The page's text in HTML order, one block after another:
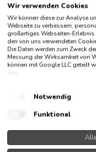
Capillar-Trap.
Höchste
1.200 mm
stoppt die
eingestellten
optimalen Abstand
Kraftentfaltung.
Blendfreie,
mit einstellbarer
Kelvin.
Farbtemperatur des
Automatische
Wir verwenden Cookies
Wir können diese zur Analyse
Webseite zu verbessern,
großartiges Webseiten-Erlebnis
den von uns verwendeten
Die Daten werden zum Zweck
Messung der Wirksamkeit von
können mit Google LLC geteilt
hier.
Notwendig
Funktional